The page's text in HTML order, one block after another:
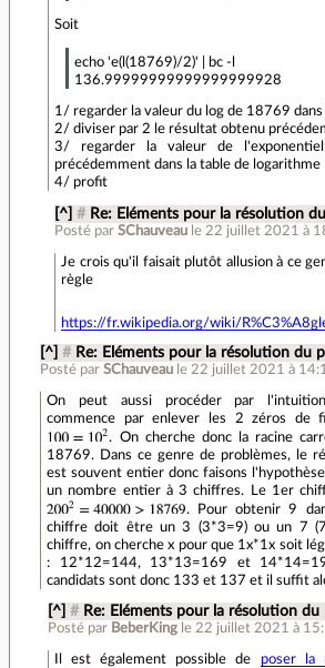
Soit
echo 'e(l(18769)/2)' | bc -l
136.99999999999999999928
1/ regarder la valeur du log de 18769
2/ diviser par 2 le résultat obtenu
3/ regarder la valeur de
précédemment dans la table de logarithme
4/ profit
[^] # Re: Eléments pour la résolution
Posté par SChauveau le 22 juillet 2021 à
Je crois qu'il faisait plutôt allusion à ce
règle
https://fr.wikipedia.org/wiki/
[^] # Re: Eléments pour la résolution du
Posté parSChauveau le 22 juillet 2021 à
On peut aussi procéder par
commence par enlever les 2 zéros de
. On cherche donc la racine
18769. Dans ce genre de problèmes, le
est souvent entier donc faisons
un nombre entier à 3 chiffres. Le 1er
. Pour obtenir 9
chiffre doit être un 3 (3*3=9) ou un 7
chiffre, on cherche x pour que 1x*1x soit
: 12*12=144, 13*13=169 et
candidats sont donc 133 et 137 et il suffit
[^] # Re: Eléments pour la résolution
Posté par BeberKing le 22 juillet 2021 à
Il est également possible de
poser la